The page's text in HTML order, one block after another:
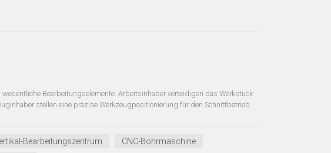
Bearbeitungselemente. Arbeitsinhaber verteidigen das Werkstück
stellen eine präzise Werkzeugpositionierung für den Schnittbetrieb
Bearbeitungszentrum
CNC-Bohrmaschine